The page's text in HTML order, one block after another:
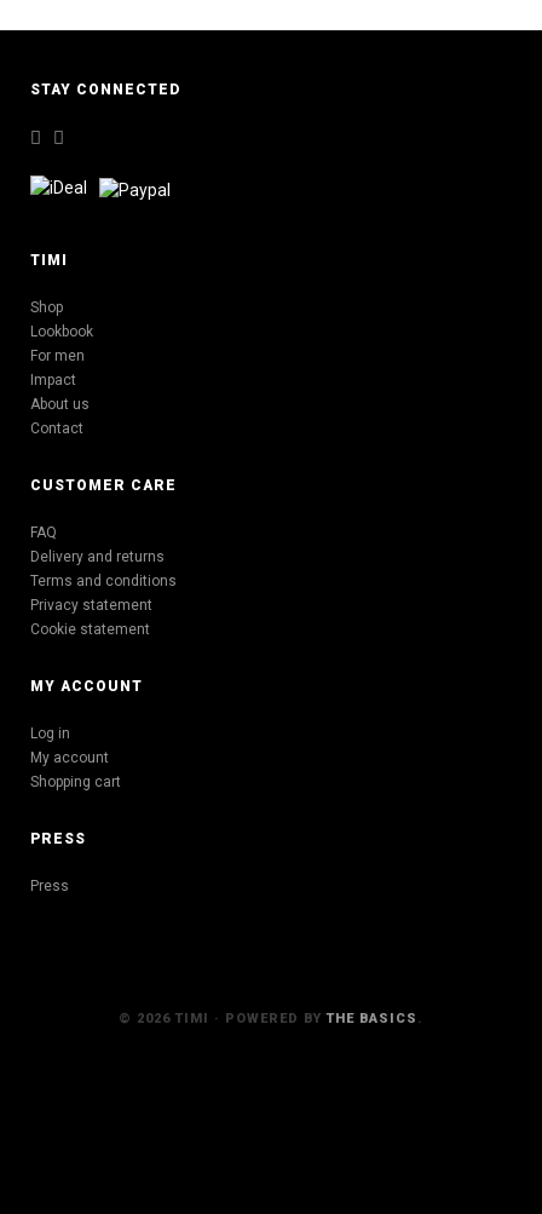
STAY CONNECTED
TIMI
Shop
Lookbook
For men
Impact
About us
Contact
CUSTOMER CARE
FAQ
Delivery and returns
Terms and conditions
Privacy statement
Cookie statement
MY ACCOUNT
Log in
My account
Shopping cart
PRESS
Press
© 2026 TIMI · POWERED BYTHE BASICS .